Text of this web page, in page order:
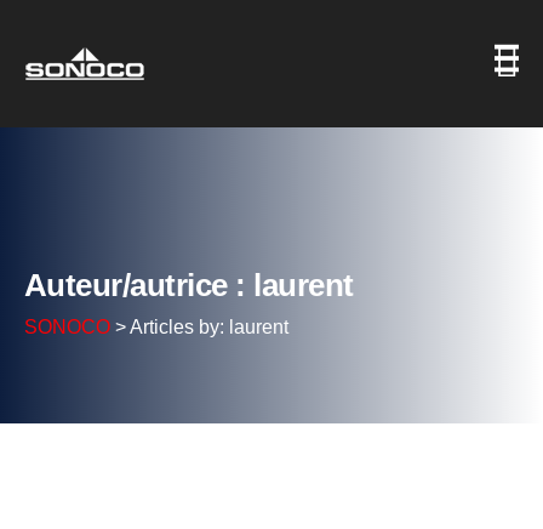
Auteur/autrice : laurent
SONOCO >Articles by: laurent